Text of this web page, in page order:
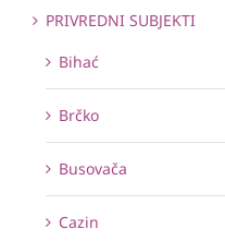
PRIVREDNI SUBJEKTI
Bihać
Brčko
Busovača
Cazin